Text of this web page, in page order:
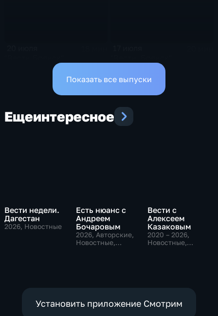
Показать все выпуски
Ещеинтересное
Вести недели.
Дагестан
2026, Новостные
Есть нюанс с
Андреем
Бочаровым
2026, Авторские,
Новостные,
Вести с
Алексеем
Казаковым
2020 – 2026,
Новостные,
Установить приложение Смотрим